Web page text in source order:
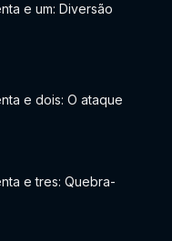
e um: Diversão
e dois: O ataque
e tres: Quebra-